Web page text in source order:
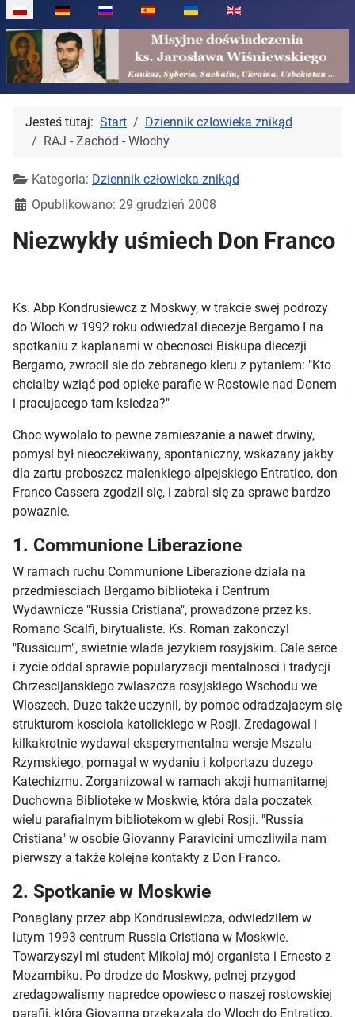
Wybierz swój język
Jesteś tutaj: Start
Dziennik człowieka znikąd
RAJ - Zachód - Włochy
Kategoria: Dziennik człowieka znikąd
Opublikowano: 29 grudzień 2008
Niezwykły uśmiech Don Franco
Ks. Abp Kondrusiewcz z Moskwy, w trakcie swej podrozy
do Wloch w 1992 roku odwiedzal diecezje Bergamo I na
spotkaniu z kaplanami w obecnosci Biskupa diecezji
Bergamo, zwrocil sie do zebranego kleru z pytaniem: "Kto
chcialby wziąć pod opieke parafie w Rostowie nad Donem
i pracujacego tam ksiedza?"
Choc wywolalo to pewne zamieszanie a nawet drwiny,
pomysl był nieoczekiwany, spontaniczny, wskazany jakby
dla zartu proboszcz malenkiego alpejskiego Entratico, don
Franco Cassera zgodzil się, i zabral się za sprawe bardzo
powaznie.
1. Communione Liberazione
W ramach ruchu Communione Liberazione dziala na
przedmiesciach Bergamo biblioteka i Centrum
Wydawnicze "Russia Cristiana", prowadzone przez ks.
Romano Scalfi, birytualiste. Ks. Roman zakonczyl
"Russicum", swietnie wlada jezykiem rosyjskim. Cale serce
i zycie oddal sprawie popularyzacji mentalnosci i tradycji
Chrzescijanskiego zwlaszcza rosyjskiego Wschodu we
Wloszech. Duzo także uczynil, by pomoc odradzajacym się
strukturom kosciola katolickiego w Rosji. Zredagowal i
kilkakrotnie wydawal eksperymentalna wersje Mszalu
Rzymskiego, pomagal w wydaniu i kolportazu duzego
Katechizmu. Zorganizowal w ramach akcji humanitarnej
Duchowna Biblioteke w Moskwie, która dala poczatek
wielu parafialnym bibliotekom w glebi Rosji. "Russia
Cristiana" w osobie Giovanny Paravicini umozliwila nam
pierwszy a także kolejne kontakty z Don Franco.
2. Spotkanie w Moskwie
Ponaglany przez abp Kondrusiewicza, odwiedzilem w
lutym 1993 centrum Russia Cristiana w Moskwie.
Towarzyszyl mi student Mikolaj mój organista i Ernesto z
Mozambiku. Po drodze do Moskwy, pelnej przygod
zredagowalismy napredce opowiesc o naszej rostowskiej
parafii, która Giovanna przekazala do Wloch do Entratico.